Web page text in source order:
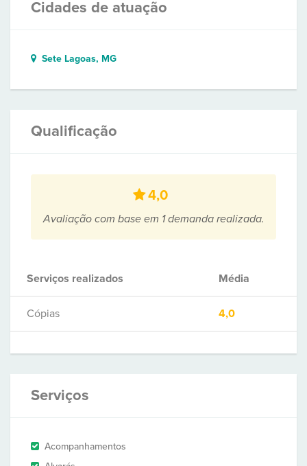
Cidades de atuação
Sete Lagoas, MG
Qualificação
4,0
Avaliação com base em 1 demanda realizada.
Serviços realizados Média
Cópias 4,0
Serviços
Acompanhamentos